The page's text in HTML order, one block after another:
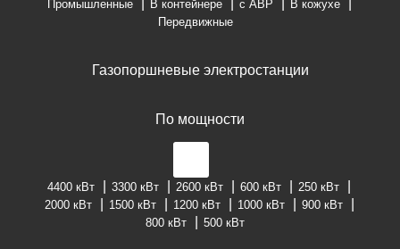
Промышленные В контейнере с АВР
В кожухе
Передвижные
Газопоршневые электростанции
По мощности
4400 кВт 3300 кВт 2600 кВт 600 кВт
250 кВт
2000 кВт
1500 кВт 1200 кВт 1000 кВт
900 кВт
800 кВт
500 кВт